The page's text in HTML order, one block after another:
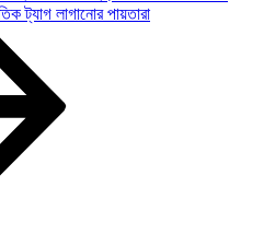
ট্যাগ লাগানোর পায়তারা